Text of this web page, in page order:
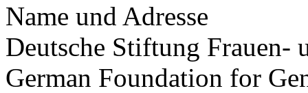
Name und Adresse
Deutsche Stiftung Frauen-
German Foundation for